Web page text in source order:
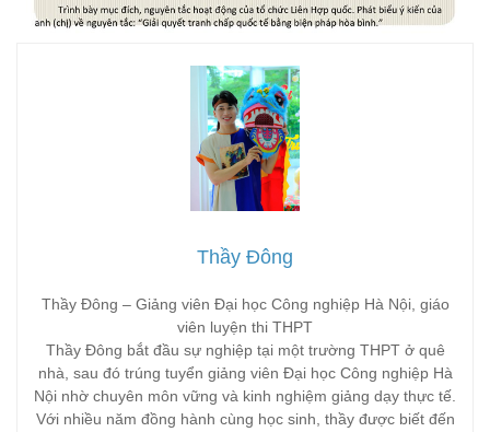
Thầy Đông
Thầy Đông – Giảng viên Đại học Công nghiệp Hà Nội, giáo
viên luyện thi THPT
Thầy Đông bắt đầu sự nghiệp tại một trường THPT ở quê
nhà, sau đó trúng tuyển giảng viên Đại học Công nghiệp Hà
Nội nhờ chuyên môn vững và kinh nghiệm giảng dạy thực tế.
Với nhiều năm đồng hành cùng học sinh, thầy được biết đến